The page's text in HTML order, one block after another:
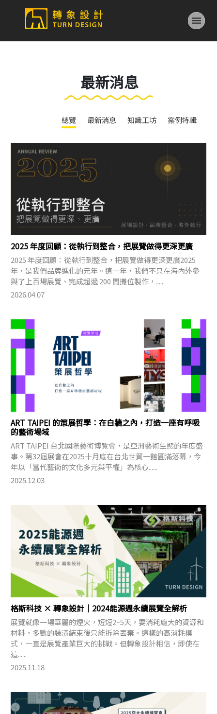
最新消息
總覽 最新消息 知識工坊 案例特輯
2025 年度回顧：從執行到整合，把展覽做得更深更廣
2025 年度回顧：從執行到整合，把展覽做得更深更廣2025
年，是我們品牌進化的元年。這一年，我們不只在海內外參
與了上百場展覽、完成超過 200 間攤位製作，......
2026.04.07
ART TAIPEI 的策展哲學：在白牆之內，打造一座有呼吸
的藝術場域
ART TAIPEI 台北國際藝術博覽會，是亞洲藝術生態的年度盛
事。第32屆展會在2025十月底在台北世貿一館圓滿落幕，今
年以「當代藝術的文化多元與平權」為核心......
2025.12.03
格斯科技 × 轉象設計｜2024能源週永續展覽全解析
展覽就像一場華麗的煙火，短短2~5天，要消耗龐大的資源和
材料，多數的裝潢結束後只能拆除丟棄。這樣的高消耗模
式，一直是展覽產業巨大的挑戰。但轉象設計相信，即使在
這......
2025.11.18